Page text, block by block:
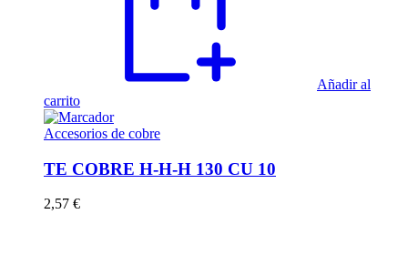
Añadir al
carrito
Accesorios de cobre
TE COBRE H-H-H 130 CU 10
2,57 €